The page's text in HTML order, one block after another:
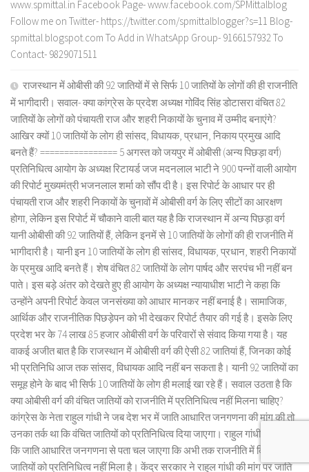
www.spmittal.in Facebook Page- www.facebook.com/SPMittalblog
Follow me on Twitter- https://twitter.com/spmittalblogger?s=11 Blog-
spmittal.blogspot.com To Add in WhatsApp Group- 9166157932 To
Contact- 9829071511
राजस्थान में ओबीसी की 92 जातियों में से सिर्फ 10 जातियों के लोगों की ही राजनीति
में भागीदारी। सवाल- क्या कांग्रेस के प्रदेश अध्यक्ष गोविंद सिंह डोटासरा वंचित 82
जातियों के लोगों को पंचायती राज और शहरी निकायों के चुनाव में उम्मीद बनाएंगे?
आखिर क्यों 10 जातियों के लोग ही सांसद, विधायक, प्रधान, निकाय प्रमुख आदि
बनते हैं? ================ 5 अगस्त को जयपुर में ओबीसी (अन्य पिछड़ा वर्ग)
प्रतिनिधित्व आयोग के अध्यक्ष रिटायर्ड जज मदनलाल भाटी ने 900 पन्नों वाली आयोग
की रिपोर्ट मुख्यमंत्री भजनलाल शर्मा को सौंप दी है। इस रिपोर्ट के आधार पर ही
पंचायती राज और शहरी निकायों के चुनावों में ओबीसी वर्ग के लिए सीटों का आरक्षण
होगा, लेकिन इस रिपोर्ट में चौकाने वाली बात यह है कि राजस्थान में अन्य पिछड़ा वर्ग
यानी ओबीसी की 92 जातियों हैं, लेकिन इनमें से 10 जातियों के लोगों की ही राजनीति में
भागीदारी है। यानी इन 10 जातियों के लोग ही सांसद, विधायक, प्रधान, शहरी निकायों
के प्रमुख आदि बनते हैं। शेष वंचित 82 जातियों के लोग पार्षद और सरपंच भी नहीं बन
पाते। इस बड़े अंतर को देखते हुए ही आयोग के अध्यक्ष न्यायाधीश भाटी ने कहा कि
उन्होंने अपनी रिपोर्ट केवल जनसंख्या को आधार मानकर नहीं बनाई है। सामाजिक,
आर्थिक और राजनीतिक पिछड़ेपन को भी देखकर रिपोर्ट तैयार की गई है। इसके लिए
प्रदेश भर के 74 लाख 85 हजार ओबीसी वर्ग के परिवारों से संवाद किया गया है। यह
वाकई अजीत बात है कि राजस्थान में ओबीसी वर्ग की ऐसी 82 जातियां हैं, जिनका कोई
भी प्रतिनिधि आज तक सांसद, विधायक आदि नहीं बन सकता है। यानी 92 जातियों का
समूह होने के बाद भी सिर्फ 10 जातियों के लोग ही मलाई खा रहे हैं। सवाल उठता है कि
क्या ओबीसी वर्ग की वंचित जातियों को राजनीति में प्रतिनिधित्व नहीं मिलना चाहिए?
कांग्रेस के नेता राहुल गांधी ने जब देश भर में जाति आधारित जनगणना की मांग की तो
उनका तर्क था कि वंचित जातियों को प्रतिनिधित्व दिया जाएगा। राहुल गांधी कहना रहा
कि जाति आधारित जनगणना से पता चल जाएगा कि अभी तक राजनीति में किन
जातियों को प्रतिनिधित्व नहीं मिला है। केंद्र सरकार ने राहुल गांधी की मांग पर जाति